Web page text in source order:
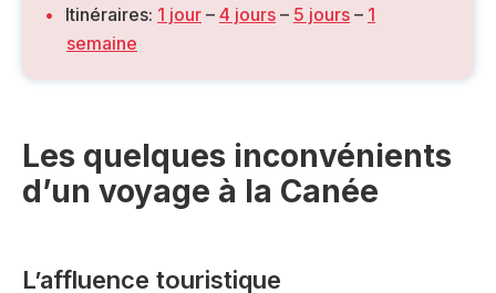
Itinéraires: 1 jour – 4 jours – 5 jours – 1
semaine
Les quelques inconvénients
d’un voyage à la Canée
L’affluence touristique